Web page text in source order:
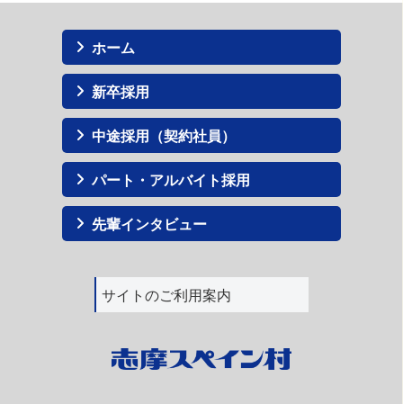
ホーム
新卒採用
中途採用（契約社員）
パート・アルバイト採用
先輩インタビュー
サイトのご利用案内